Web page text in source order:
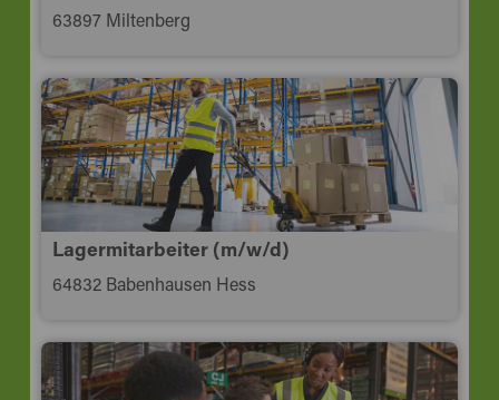
63897 Miltenberg
Lagermitarbeiter (m/w/d)
64832 Babenhausen Hess